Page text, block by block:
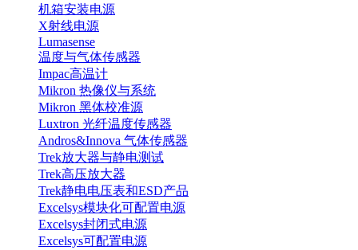
机箱安装电源
X射线电源
Lumasense
温度与气体传感器
Impac高温计
Mikron 热像仪与系统
Mikron 黑体校准源
Luxtron 光纤温度传感器
Andros&Innova 气体传感器
Trek放大器与静电测试
Trek高压放大器
Trek静电电压表和ESD产品
Excelsys模块化可配置电源
Excelsys封闭式电源
Excelsys可配置电源